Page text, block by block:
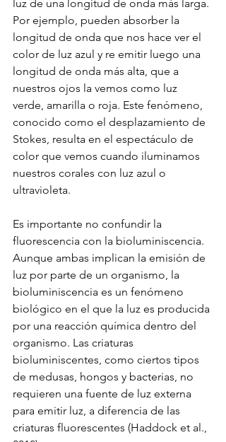
luz de una longitud de onda más larga.
Por ejemplo, pueden absorber la
longitud de onda que nos hace ver el
color de luz azul y re emitir luego una
longitud de onda más alta, que a
nuestros ojos la vemos como luz
verde, amarilla o roja. Este fenómeno,
conocido como el desplazamiento de
Stokes, resulta en el espectáculo de
color que vemos cuando iluminamos
nuestros corales con luz azul o
ultravioleta.
Es importante no confundir la
fluorescencia con la bioluminiscencia.
Aunque ambas implican la emisión de
luz por parte de un organismo, la
bioluminiscencia es un fenómeno
biológico en el que la luz es producida
por una reacción química dentro del
organismo. Las criaturas
bioluminiscentes, como ciertos tipos
de medusas, hongos y bacterias, no
requieren una fuente de luz externa
para emitir luz, a diferencia de las
criaturas fluorescentes (Haddock et al.,